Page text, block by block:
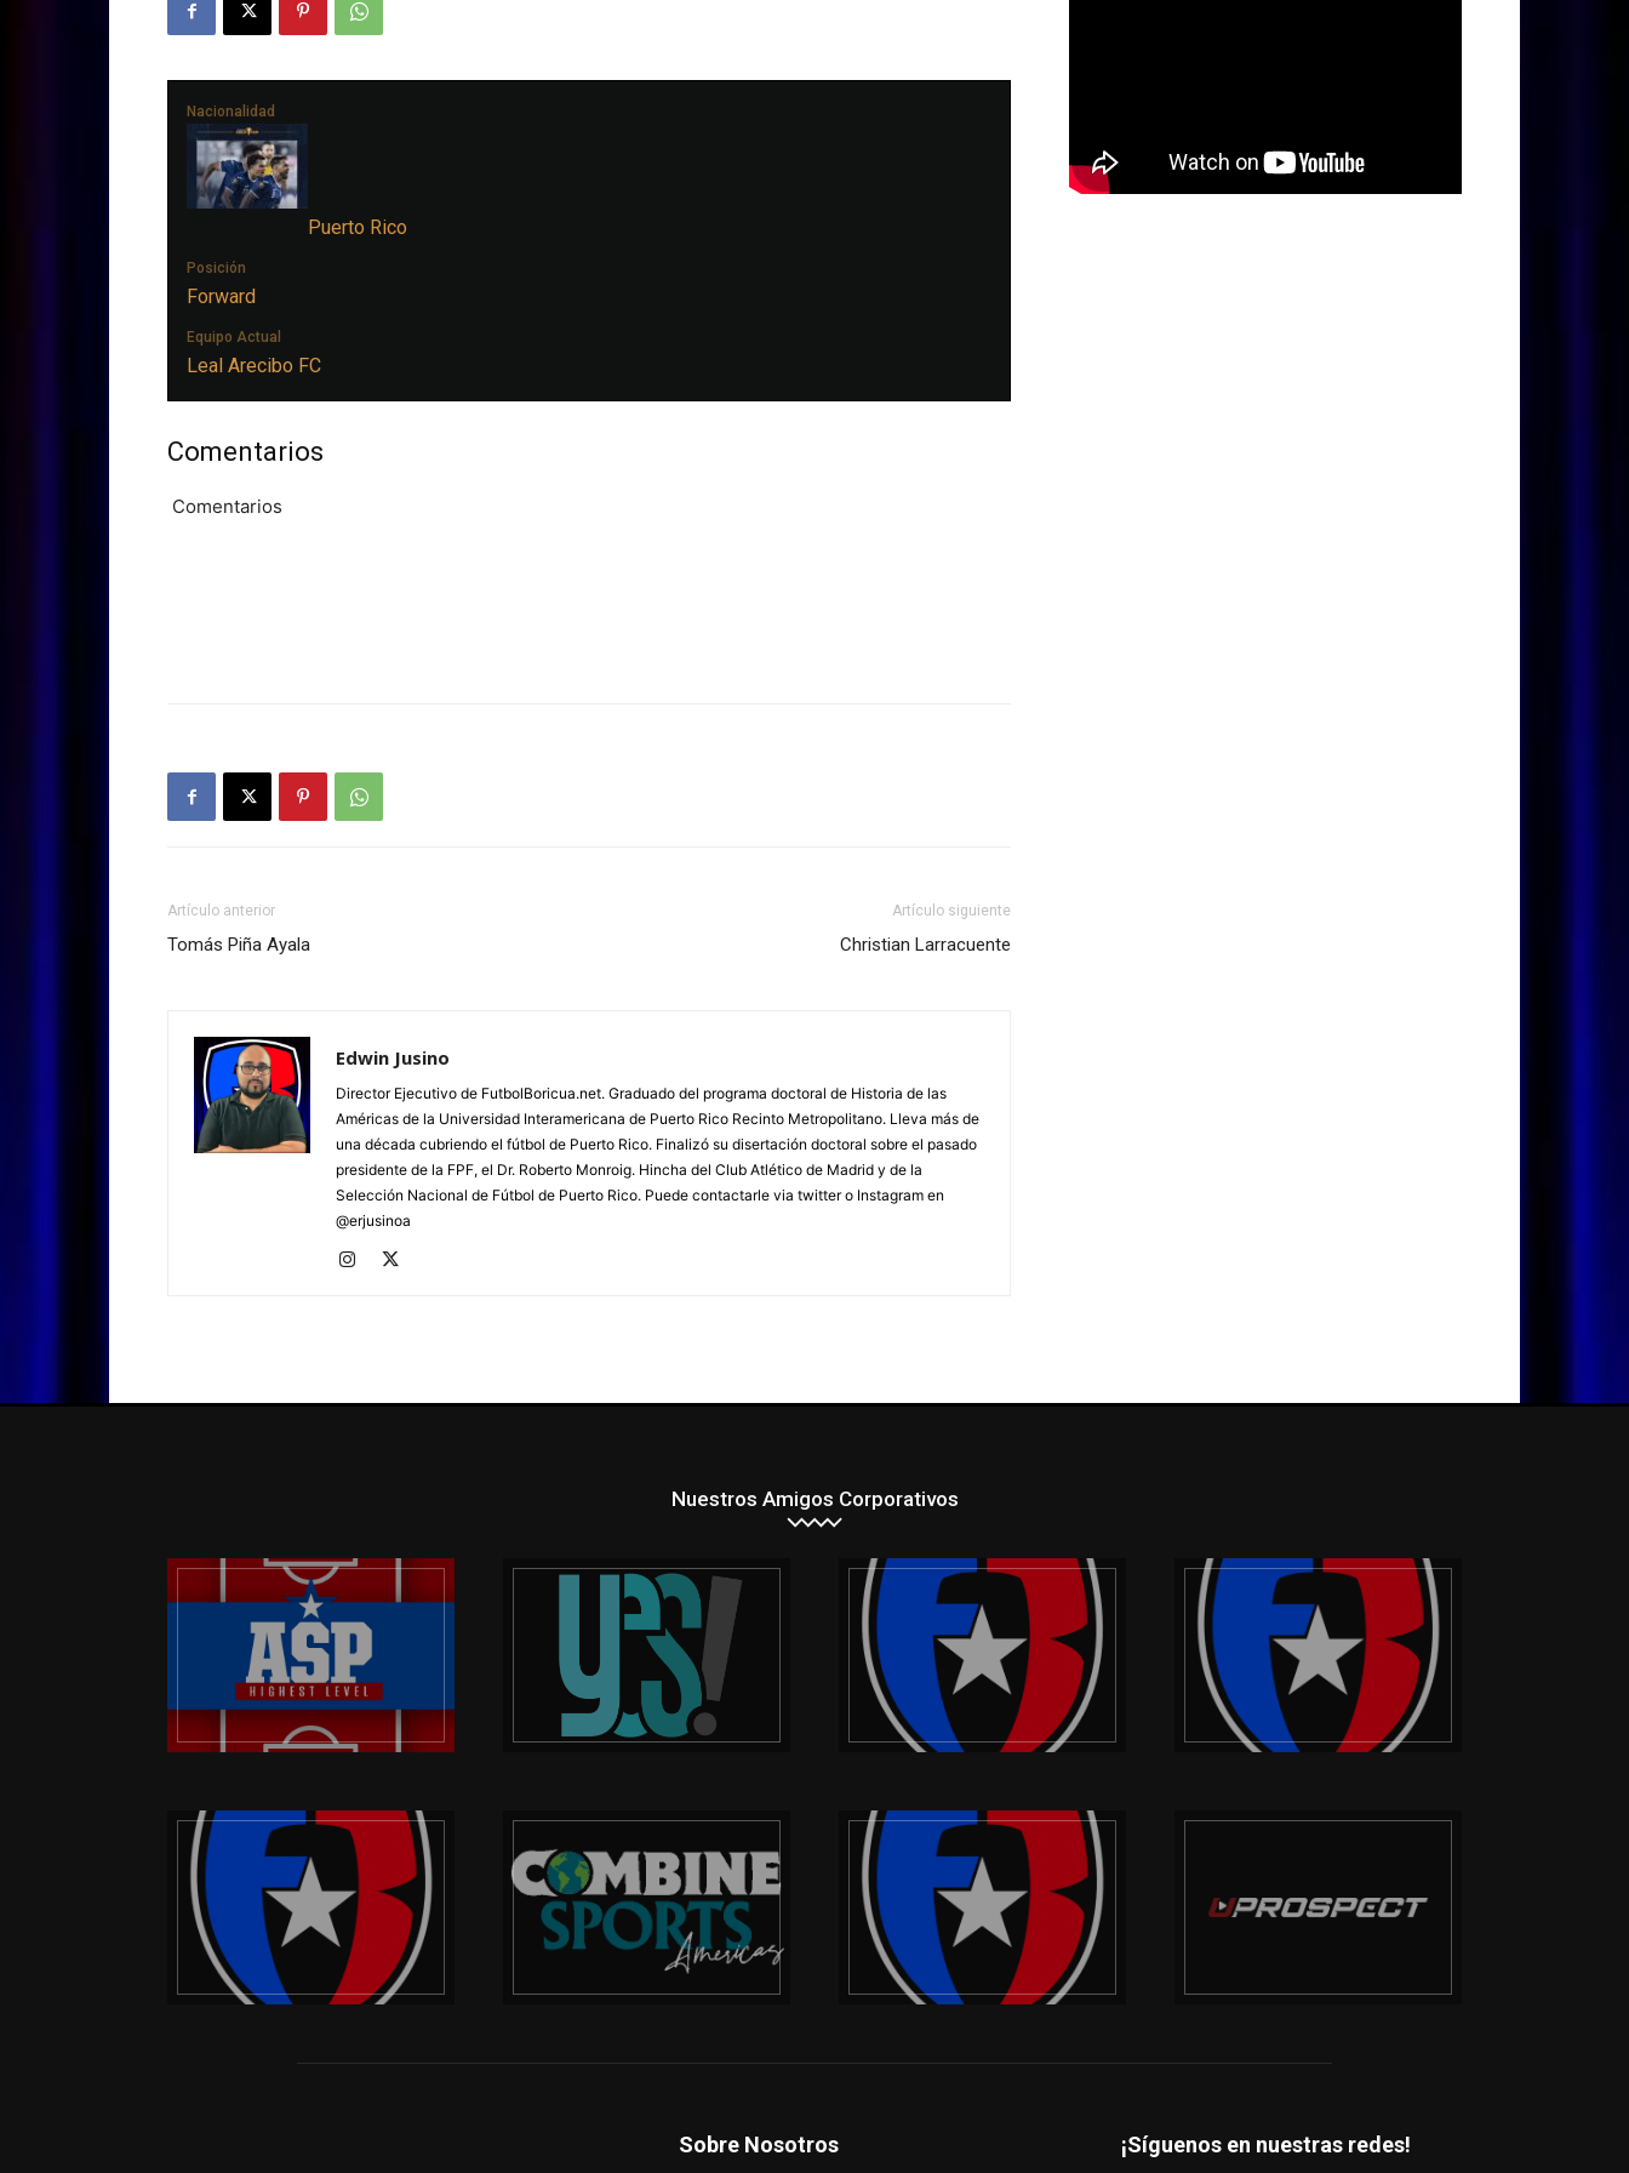
Nacionalidad
Puerto Rico
Posición
Forward
Equipo Actual
Leal Arecibo FC
Comentarios
Comentarios
Artículo anterior
Tomás Piña Ayala
Artículo siguiente
Christian Larracuente
Edwin Jusino
Director Ejecutivo de FutbolBoricua.net. Graduado del programa doctoral de Historia de las
Américas de la Universidad Interamericana de Puerto Rico Recinto Metropolitano. Lleva más de
una década cubriendo el fútbol de Puerto Rico. Finalizó su disertación doctoral sobre el pasado
presidente de la FPF, el Dr. Roberto Monroig. Hincha del Club Atlético de Madrid y de la
Selección Nacional de Fútbol de Puerto Rico. Puede contactarle via twitter o Instagram en
@erjusinoa
Nuestros Amigos Corporativos
Sobre Nosotros ¡Síguenos en nuestras redes!